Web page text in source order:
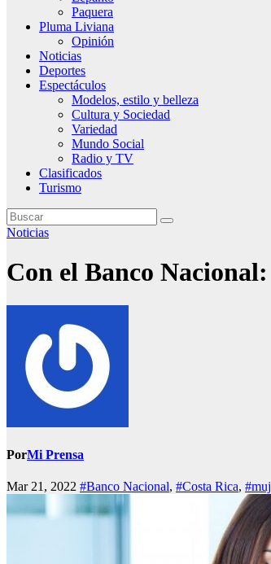
Paquera
Pluma Liviana
Opinión
Noticias
Deportes
Espectáculos
Modelos, estilo y belleza
Cultura y Sociedad
Variedad
Mundo Social
Radio y TV
Clasificados
Turismo
Noticias
Con el Banco
PorMi Prensa
Mar 21, 2022 #Banco Nacional, #Costa Rica,